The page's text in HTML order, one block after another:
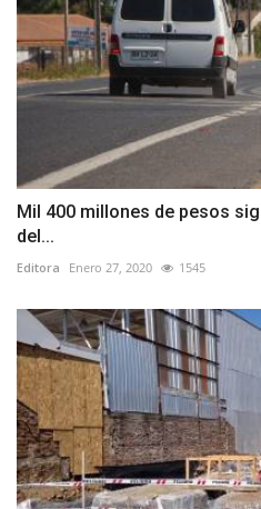
Mil 400 millones de pesos
del...
Editora Enero 27, 2020 1545